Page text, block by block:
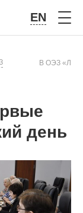
EN
В ОЭЗ
день